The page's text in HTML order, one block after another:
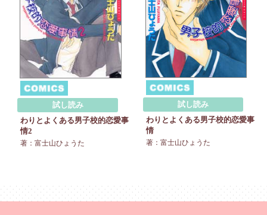
試し読み
わりとよくある男子校的恋愛事
情2
著：富士山ひょうた
試し読み
わりとよくある男子校的恋愛事
情
著：富士山ひょうた